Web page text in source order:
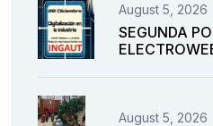
August 5, 2026
SEGUNDA
August 5, 2026